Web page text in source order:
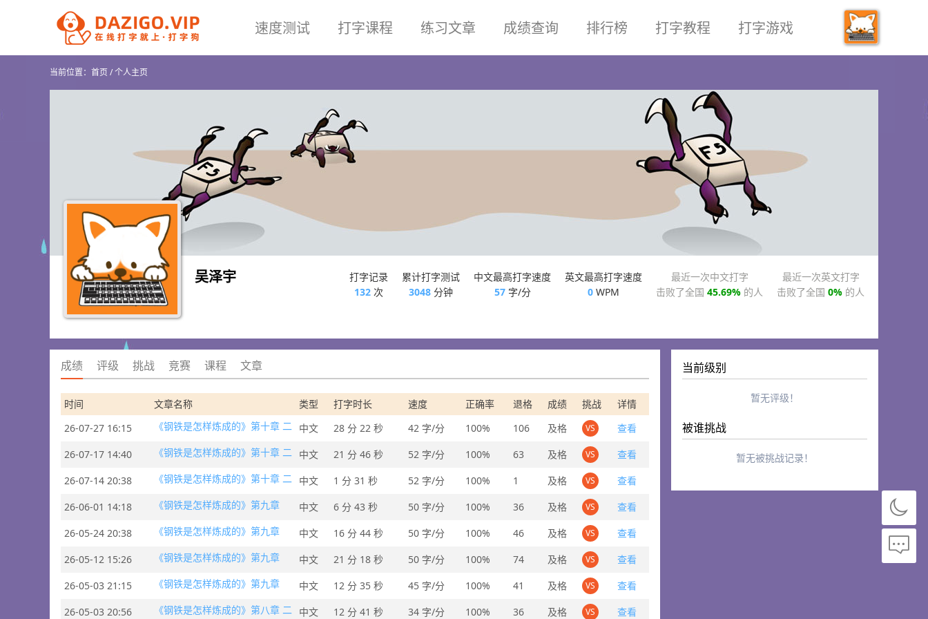
速度测试 打字课程 练习文章 成绩查询 排行榜 打字教程 打字游戏
当前位置： 首页/个人主页
吴泽宇
打字记录
132 次
累计打字测试
3048 分钟
中文最高打字速度
57字/分
英文最高打字速度
0 WPM
最近一次中文打字
击败了全国 45.69% 的人
最近一次英文打字
击败了全国 0% 的人
成绩 评级 挑战 竞赛 课程 文章
时间 文章名称 类型 打字时长 速度 正确率 退格 成绩 挑战
详情
26-07-27 16:15
《钢铁是怎样炼成的》第十章 二 中文 28 分 22 秒 42 字/分 100% 106 及格 VS
查看
26-07-17 14:40
《钢铁是怎样炼成的》第十章 二 中文 21 分 46 秒 52 字/分 100% 63 及格 VS
查看
26-07-14 20:38
《钢铁是怎样炼成的》第十章 二 中文 1 分 31 秒 52 字/分 100% 1 及格 VS
查看
26-06-01 14:18
《钢铁是怎样炼成的》第九章 中文 6 分 43 秒 50 字/分 100% 36 及格 VS
查看
26-05-24 20:38
《钢铁是怎样炼成的》第九章 中文 16 分 44 秒 50 字/分 100% 46 及格 VS
查看
26-05-12 15:26
《钢铁是怎样炼成的》第九章 中文 21 分 18 秒 50 字/分 100% 74 及格 VS
查看
26-05-03 21:15
《钢铁是怎样炼成的》第九章 中文 12 分 35 秒 45 字/分 100% 41 及格 VS
查看
26-05-03 20:56
《钢铁是怎样炼成的》第八章 二 中文 12 分 41 秒 34 字/分 100% 36 及格 VS 查看
当前级别
暂无评级！
被谁挑战
暂无被挑战记录！